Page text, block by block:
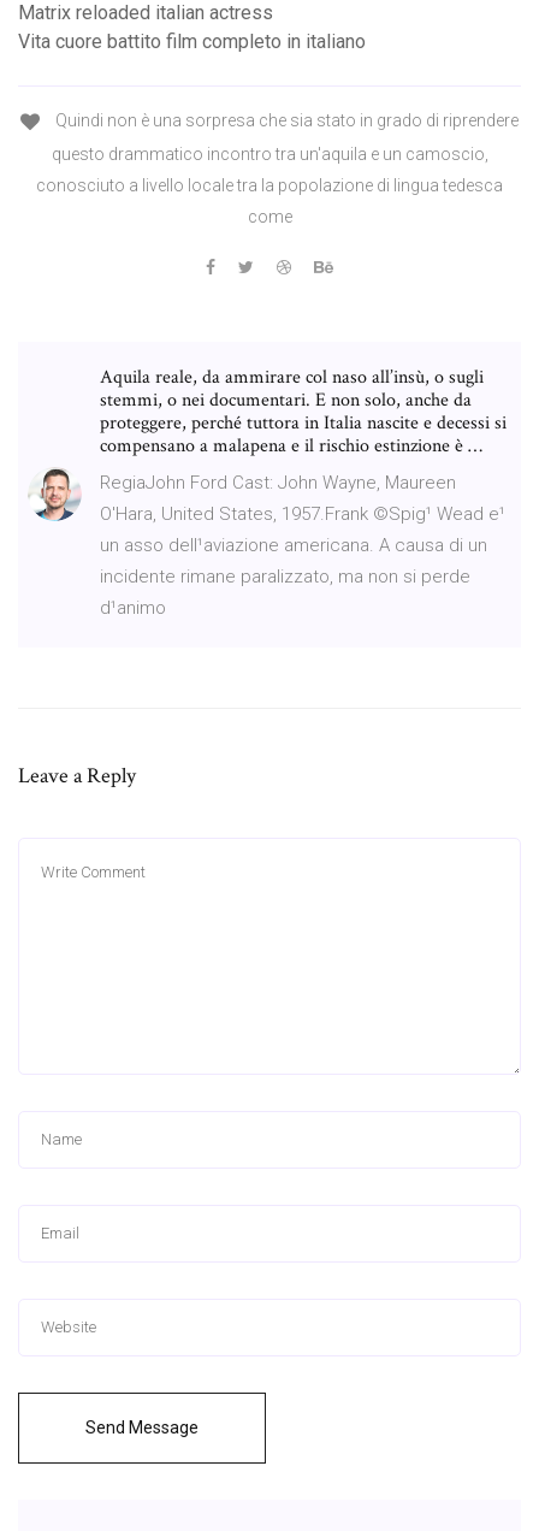
Matrix reloaded italian actress
Vita cuore battito film completo in italiano
Quindi non è una sorpresa che sia stato in grado di riprendere
questo drammatico incontro tra un'aquila e un camoscio,
conosciuto a livello locale tra la popolazione di lingua tedesca
come
Aquila reale, da ammirare col naso all’insù, o sugli
stemmi, o nei documentari. E non solo, anche da
proteggere, perché tuttora in Italia nascite e decessi si
compensano a malapena e il rischio estinzione è …
RegiaJohn Ford Cast: John Wayne, Maureen
O'Hara, United States, 1957.Frank ©Spig¹ Wead e¹
un asso dell¹aviazione americana. A causa di un
incidente rimane paralizzato, ma non si perde
d¹animo
Leave a Reply
Send Message